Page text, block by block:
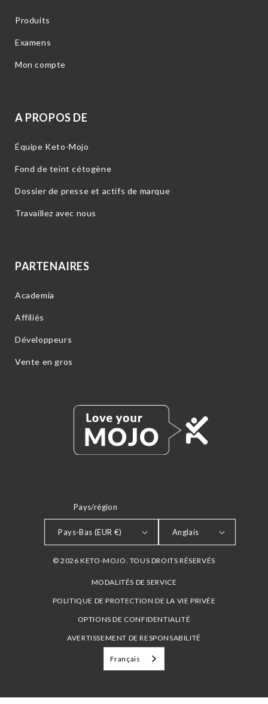
Produits
Examens
Mon compte
A PROPOS DE
Équipe Keto-Mojo
Fond de teint cétogène
Dossier de presse et actifs de marque
Travaillez avec nous
PARTENAIRES
Academia
Affiliés
Développeurs
Vente en gros
Pays/région
Pays-Bas (EUR €) Anglais
© 2026 KETO-MOJO. TOUS DROITS RÉSERVÉS
MODALITÉS DE SERVICE
POLITIQUE DE PROTECTION DE LA VIE PRIVÉE
OPTIONS DE CONFIDENTIALITÉ
AVERTISSEMENT DE RESPONSABILITÉ
Français